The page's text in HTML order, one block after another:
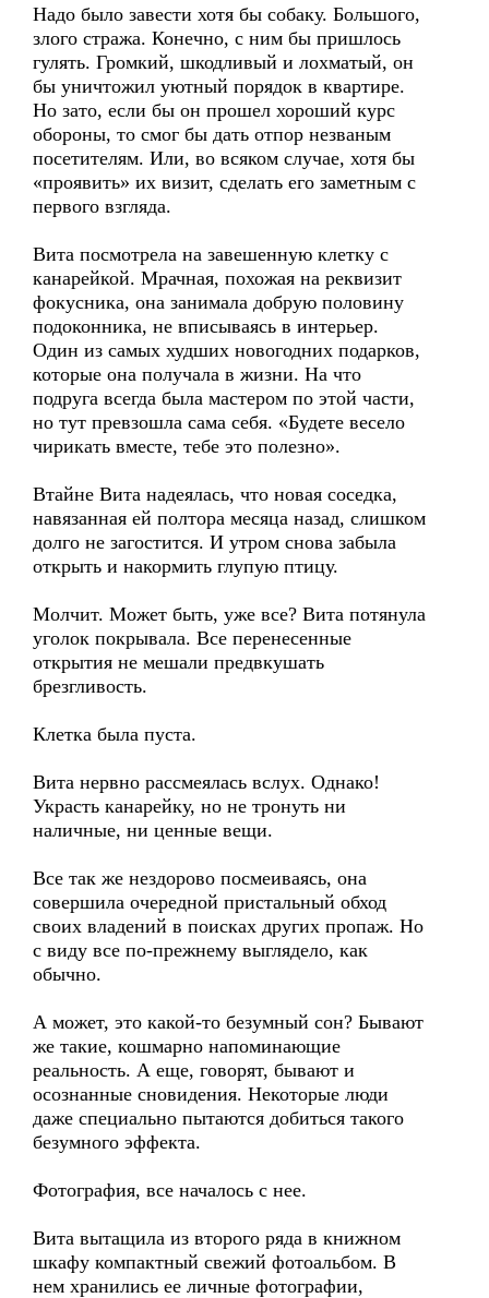
Надо было завести хотя бы собаку. Большого,
злого стража. Конечно, с ним бы пришлось
гулять. Громкий, шкодливый и лохматый, он
бы уничтожил уютный порядок в квартире.
Но зато, если бы он прошел хороший курс
обороны, то смог бы дать отпор незваным
посетителям. Или, во всяком случае, хотя бы
«проявить» их визит, сделать его заметным с
первого взгляда.
Вита посмотрела на завешенную клетку с
канарейкой. Мрачная, похожая на реквизит
фокусника, она занимала добрую половину
подоконника, не вписываясь в интерьер.
Один из самых худших новогодних подарков,
которые она получала в жизни. На что
подруга всегда была мастером по этой части,
но тут превзошла сама себя. «Будете весело
чирикать вместе, тебе это полезно».
Втайне Вита надеялась, что новая соседка,
навязанная ей полтора месяца назад, слишком
долго не загостится. И утром снова забыла
открыть и накормить глупую птицу.
Молчит. Может быть, уже все? Вита потянула
уголок покрывала. Все перенесенные
открытия не мешали предвкушать
брезгливость.
Клетка была пуста.
Вита нервно рассмеялась вслух. Однако!
Украсть канарейку, но не тронуть ни
наличные, ни ценные вещи.
Все так же нездорово посмеиваясь, она
совершила очередной пристальный обход
своих владений в поисках других пропаж. Но
с виду все по-прежнему выглядело, как
обычно.
А может, это какой-то безумный сон? Бывают
же такие, кошмарно напоминающие
реальность. А еще, говорят, бывают и
осознанные сновидения. Некоторые люди
даже специально пытаются добиться такого
безумного эффекта.
Фотография, все началось с нее.
Вита вытащила из второго ряда в книжном
шкафу компактный свежий фотоальбом. В
нем хранились ее личные фотографии,